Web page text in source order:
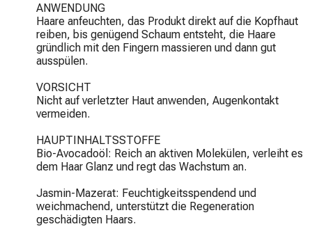
ANWENDUNG
Haare anfeuchten, das Produkt direkt auf die Kopfhaut
reiben, bis genügend Schaum entsteht, die Haare
gründlich mit den Fingern massieren und dann gut
ausspülen.
VORSICHT
Nicht auf verletzter Haut anwenden, Augenkontakt
vermeiden.
HAUPTINHALTSSTOFFE
Bio-Avocadoöl: Reich an aktiven Molekülen, verleiht es
dem Haar Glanz und regt das Wachstum an.
Jasmin-Mazerat: Feuchtigkeitsspendend und
weichmachend, unterstützt die Regeneration
geschädigten Haars.